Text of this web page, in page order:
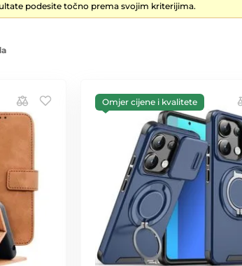
podesite točno prema svojim kriterijima.
Omjer cijene i kvalitete